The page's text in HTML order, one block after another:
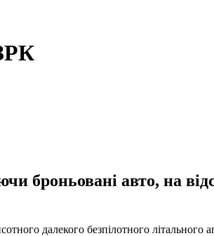
броньовані авто, на
далекого безпілотного